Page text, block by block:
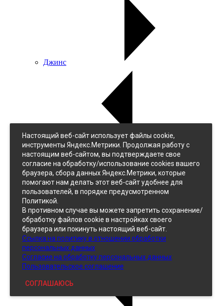
Джинс
Джинс
Однотонный
Принтованный
Кожзам
Настоящий веб-сайт использует файлы cookie,
инструменты Яндекс.Метрики. Продолжая работу с
настоящим веб-сайтом, вы подтверждаете свое
согласие на обработку/использование cookies вашего
браузера, сбора данных Яндекс.Метрики, которые
помогают нам делать этот веб-сайт удобнее для
пользователей, в порядке предусмотренном
Политикой.
В противном случае вы можете запретить сохранение/
обработку файлов cookie в настройках своего
браузера или покинуть настоящий веб-сайт.
Ссылка на политику в отношении обработки
персональных данных
Согласие на обработку персональных данных
Пользовательское соглашение
СОГЛАШАЮСЬ